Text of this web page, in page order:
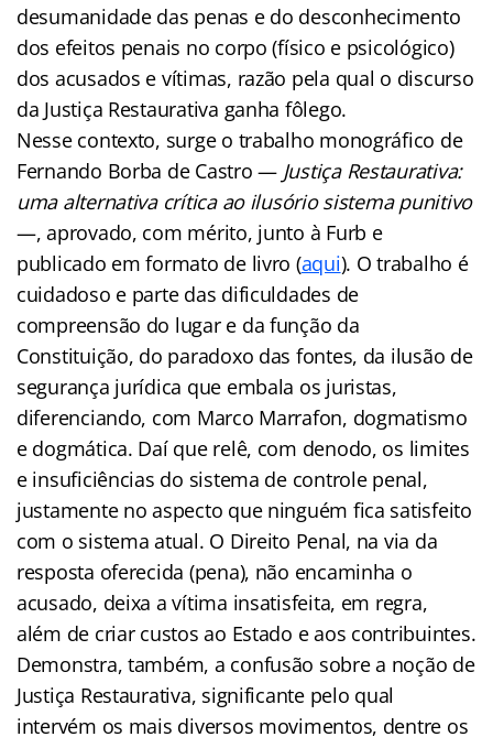
desumanidade das penas e do desconhecimento
dos efeitos penais no corpo (físico e psicológico)
dos acusados e vítimas, razão pela qual o discurso
da Justiça Restaurativa ganha fôlego.
Nesse contexto, surge o trabalho monográfico de
Fernando Borba de Castro — Justiça Restaurativa:
uma alternativa crítica ao ilusório sistema punitivo
—, aprovado, com mérito, junto à Furb e
publicado em formato de livro (aqui). O trabalho é
cuidadoso e parte das dificuldades de
compreensão do lugar e da função da
Constituição, do paradoxo das fontes, da ilusão de
segurança jurídica que embala os juristas,
diferenciando, com Marco Marrafon, dogmatismo
e dogmática. Daí que relê, com denodo, os limites
e insuficiências do sistema de controle penal,
justamente no aspecto que ninguém fica satisfeito
com o sistema atual. O Direito Penal, na via da
resposta oferecida (pena), não encaminha o
acusado, deixa a vítima insatisfeita, em regra,
além de criar custos ao Estado e aos contribuintes.
Demonstra, também, a confusão sobre a noção de
Justiça Restaurativa, significante pelo qual
intervém os mais diversos movimentos, dentre os